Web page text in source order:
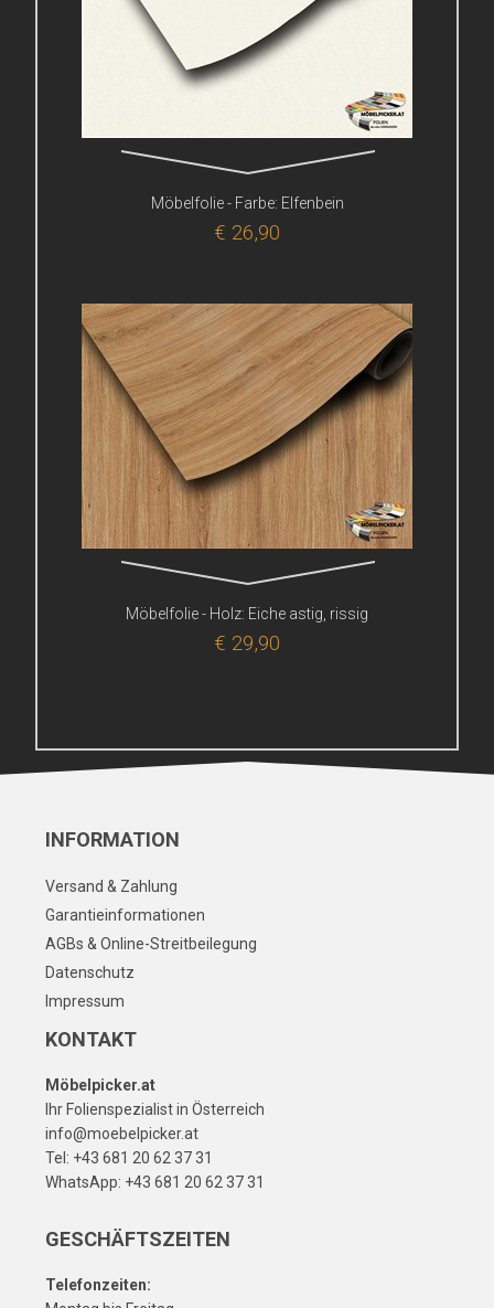
Möbelfolie - Farbe: Elfenbein
€ 26,90
Möbelfolie - Holz: Eiche astig, rissig
€ 29,90
INFORMATION
Versand & Zahlung
Garantieinformationen
AGBs & Online-Streitbeilegung
Datenschutz
Impressum
KONTAKT
Möbelpicker.at
Ihr Folienspezialist in Österreich
info@moebelpicker.at
Tel: +43 681 20 62 37 31
WhatsApp: +43 681 20 62 37 31
GESCHÄFTSZEITEN
Telefonzeiten: